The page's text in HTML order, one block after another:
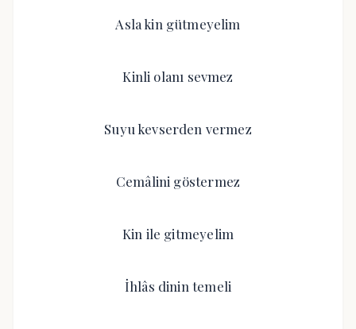
Asla kin gütmeyelim
Kinli olanı sevmez
Suyu kevserden vermez
Cemâlini göstermez
Kin ile gitmeyelim
İhlâs dinin temeli